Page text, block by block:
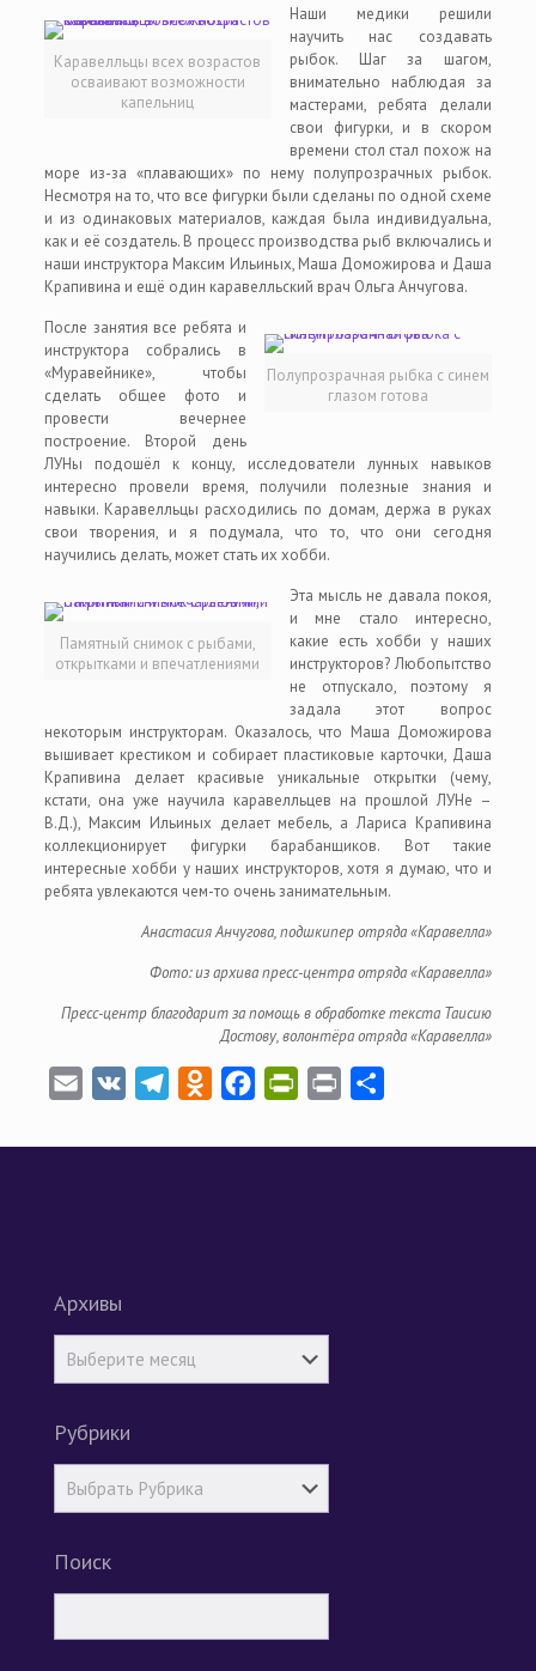
Каравелльцы всех возрастов
осваивают возможности
капельниц
Наши медики решили
научить нас создавать
рыбок. Шаг за шагом,
внимательно наблюдая за
мастерами, ребята делали
свои фигурки, и в скором
времени стол стал похож на
море из-за «плавающих» по нему полупрозрачных рыбок.
Несмотря на то, что все фигурки были сделаны по одной схеме
и из одинаковых материалов, каждая была индивидуальна,
как и её создатель. В процесс производства рыб включались и
наши инструктора Максим Ильиных, Маша Доможирова и Даша
Крапивина и ещё один каравелльский врач Ольга Анчугова.
Полупрозрачная рыбка с синем
глазом готова
После занятия все ребята и
инструктора собрались в
«Муравейнике», чтобы
сделать общее фото и
провести вечернее
построение. Второй день
ЛУНы подошёл к концу, исследователи лунных навыков
интересно провели время, получили полезные знания и
навыки. Каравелльцы расходились по домам, держа в руках
свои творения, и я подумала, что то, что они сегодня
научились делать, может стать их хобби.
Памятный снимок с рыбами,
открытками и впечатлениями
Эта мысль не давала покоя,
и мне стало интересно,
какие есть хобби у наших
инструкторов? Любопытство
не отпускало, поэтому я
задала этот вопрос
некоторым инструкторам. Оказалось, что Маша Доможирова
вышивает крестиком и собирает пластиковые карточки, Даша
Крапивина делает красивые уникальные открытки (чему,
кстати, она уже научила каравелльцев на прошлой ЛУНе –
В.Д.), Максим Ильиных делает мебель, а Лариса Крапивина
коллекционирует фигурки барабанщиков. Вот такие
интересные хобби у наших инструкторов, хотя я думаю, что и
ребята увлекаются чем-то очень занимательным.
Анастасия Анчугова, подшкипер отряда «Каравелла»
Фото: из архива пресс-центра отряда «Каравелла»
Пресс-центр благодарит за помощь в обработке текста Таисию
Достову, волонтёра отряда «Каравелла»
Email VK TelegramOdnoklassniki
FacebookPrintFriendly
Print
Архивы
Рубрики
Поиск